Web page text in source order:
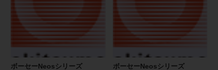
ボーセーNeosシリーズ
ボーセーNeosシリーズ